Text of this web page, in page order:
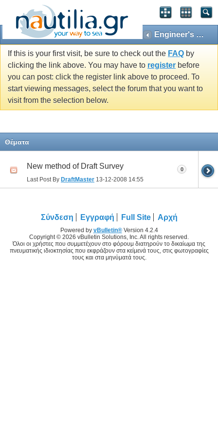
Engineer's Encyclopedia
If this is your first visit, be sure to check out the FAQ by
clicking the link above. You may have to register before
you can post: click the register link above to proceed. To
start viewing messages, select the forum that you want to
visit from the selection below.
Θέματα
New method of Draft Survey
Last Post By DraftMaster 13-12-2008 14:55
0
Σύνδεση Εγγραφή Full Site Αρχή
Powered by vBulletin®Version 4.2.4
Copyright © 2026 vBulletin Solutions, Inc. All rights reserved.
Όλοι οι χρήστες που συμμετέχουν στο φόρουμ διατηρούν το δικαίωμα της
πνευματικής ιδιοκτησίας που εκφράζουν στα κείμενά τους, στις φωτογραφίες
τους και στα μηνύματά τους.